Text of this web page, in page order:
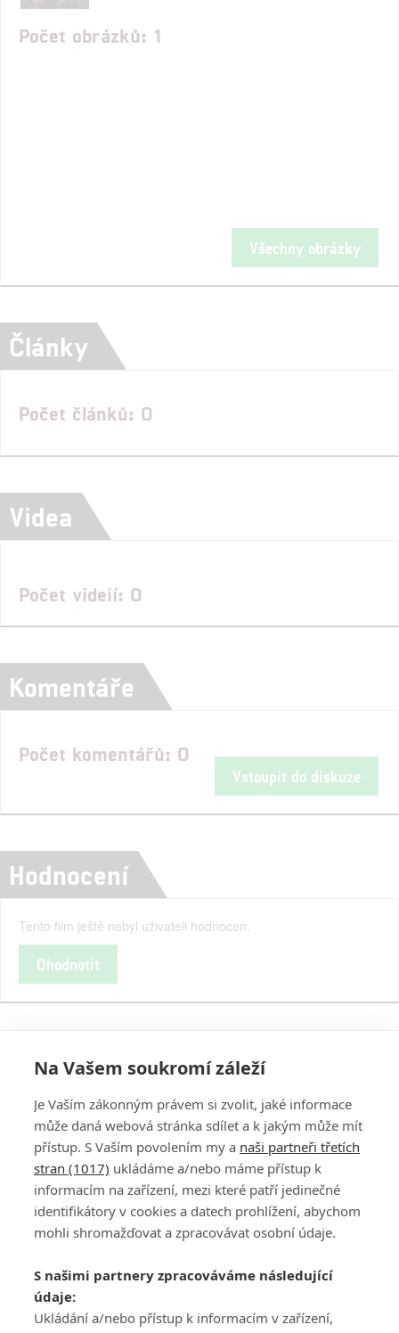
Počet obrázků: 1
Všechny obrázky
Články
Počet článků: 0
Videa
Počet videií: 0
Komentáře
Počet komentářů: 0
Vstoupit do diskuze
Hodnocení
Tento film ještě nebyl uživateli hodnocen.
Ohodnotit
PŘIHLÁSIT
REGISTROVAT
DISKUZE
Šéfredaktorkou webu jePetr Slavík, e-mailserialy@fandimefilmu.cz
Máte-li zájem o inzerci na našem webu napište nám na e-mail
studio@koncal.com
Na Vašem soukromí záleží
Je Vaším zákonným právem si zvolit, jaké informace
může daná webová stránka sdílet a k jakým může mít
přístup. S Vaším povolením my a naši partneři třetích
stran (1017) ukládáme a/nebo máme přístup k
informacím na zařízení, mezi které patří jedinečné
identifikátory v cookies a datech prohlížení, abychom
mohli shromažďovat a zpracovávat osobní údaje.
S našimi partnery zpracováváme následující
údaje:
Ukládání a/nebo přístup k informacím v zařízení,